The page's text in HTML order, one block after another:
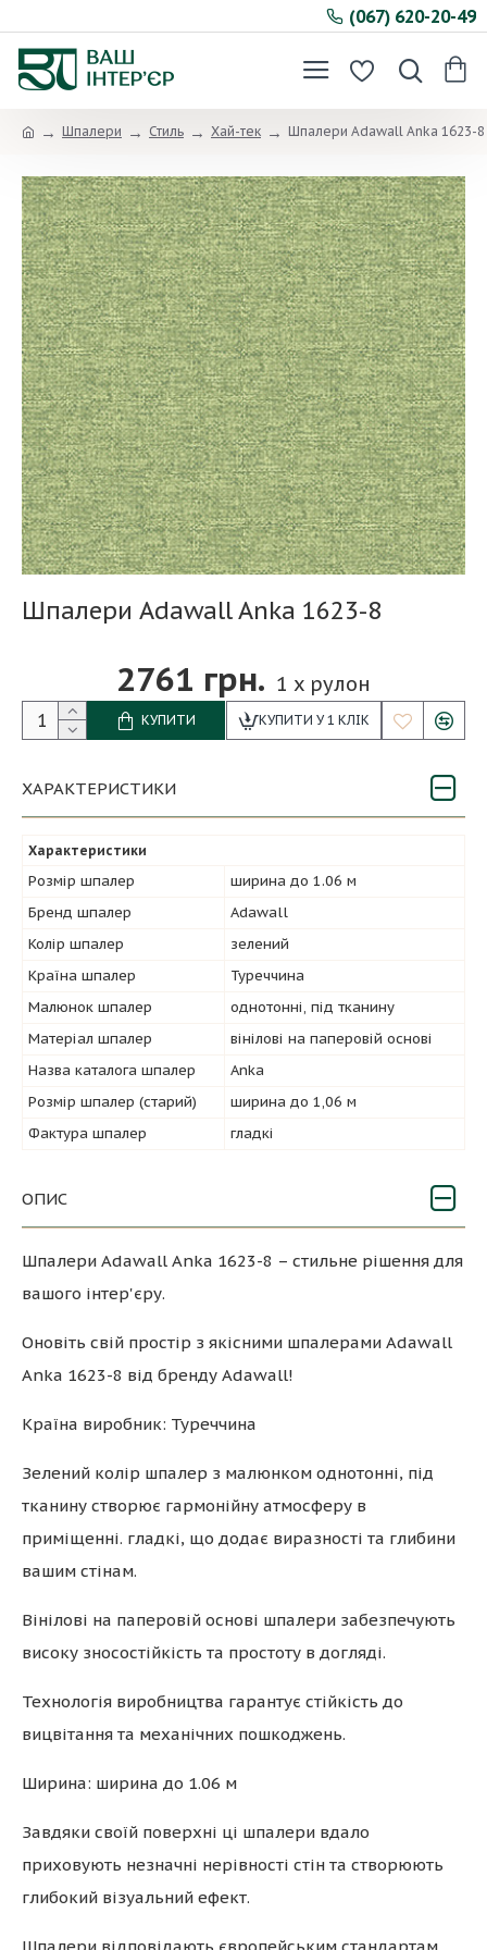
(067) 620-20-49
Шпалери Стиль Хай-тек Шпалери Adawall Anka 1623-8
Шпалери Adawall Anka 1623-8
2761 грн. 1 x рулон
КУПИТИ КУПИТИ У 1 КЛІК
ХАРАКТЕРИСТИКИ
Характеристики
Розмір шпалер
ширина до 1.06 м
Бренд шпалер
Adawall
Колір шпалер
зелений
Країна шпалер
Туреччина
Малюнок шпалер
однотонні, під тканину
Матеріал шпалер
вінілові на паперовій основі
Назва каталога шпалер
Anka
Розмір шпалер (старий)
ширина до 1,06 м
Фактура шпалер
гладкі
ОПИС
Шпалери Adawall Anka 1623-8 – стильне рішення для
вашого інтер'єру.
Оновіть свій простір з якісними шпалерами Adawall
Anka 1623-8 від бренду Adawall!
Країна виробник: Туреччина
Зелений колір шпалер з малюнком однотонні, під
тканину створює гармонійну атмосферу в
приміщенні. гладкі, що додає виразності та глибини
вашим стінам.
Вінілові на паперовій основі шпалери забезпечують
високу зносостійкість та простоту в догляді.
Технологія виробництва гарантує стійкість до
вицвітання та механічних пошкоджень.
Ширина: ширина до 1.06 м
Завдяки своїй поверхні ці шпалери вдало
приховують незначні нерівності стін та створюють
глибокий візуальний ефект.